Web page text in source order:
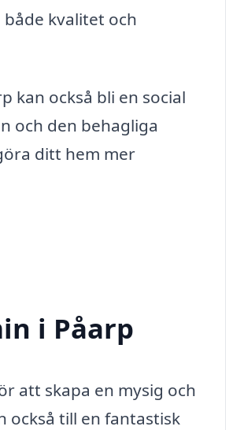
kvalitet och
kan också bli en social
och den behagliga
ditt hem mer
i Påarp
att skapa en mysig och
också till en fantastisk